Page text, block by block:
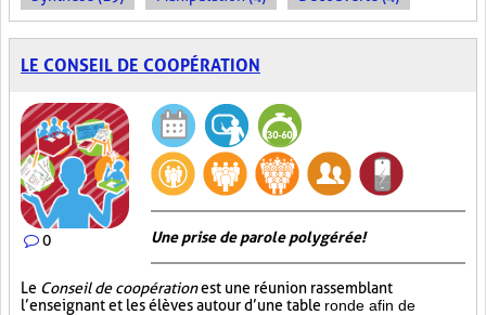
LE CONSEIL DE COOPÉRATION
0 Une prise de parole polygérée!
Le Conseil de coopérationest une réunion rassemblant
l’enseignant et les élèves autour d’une table ronde afin de